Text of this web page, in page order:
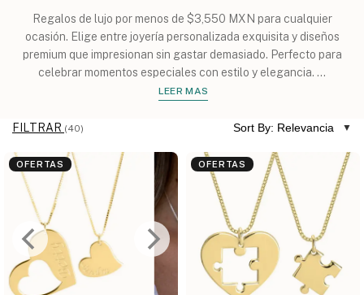
Regalos de lujo por menos de $3,550 MXN para cualquier
ocasión. Elige entre joyería personalizada exquisita y diseños
premium que impresionan sin gastar demasiado. Perfecto para
celebrar momentos especiales con estilo y elegancia. ...
LEER MAS
FILTRAR (40) Sort By: Relevancia
OFERTAS OFERTAS